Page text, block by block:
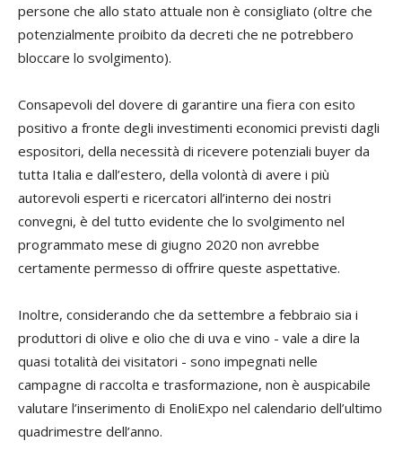
persone che allo stato attuale non è consigliato (oltre che
potenzialmente proibito da decreti che ne potrebbero
bloccare lo svolgimento).
Consapevoli del dovere di garantire una fiera con esito
positivo a fronte degli investimenti economici previsti dagli
espositori, della necessità di ricevere potenziali buyer da
tutta Italia e dall’estero, della volontà di avere i più
autorevoli esperti e ricercatori all’interno dei nostri
convegni, è del tutto evidente che lo svolgimento nel
programmato mese di giugno 2020 non avrebbe
certamente permesso di offrire queste aspettative.
Inoltre, considerando che da settembre a febbraio sia i
produttori di olive e olio che di uva e vino - vale a dire la
quasi totalità dei visitatori - sono impegnati nelle
campagne di raccolta e trasformazione, non è auspicabile
valutare l’inserimento di EnoliExpo nel calendario dell’ultimo
quadrimestre dell’anno.